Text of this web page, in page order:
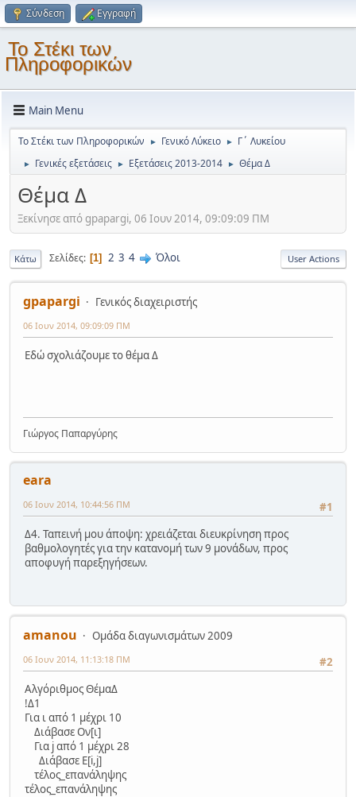
Σύνδεση Εγγραφή
Το Στέκι των
Πληροφορικών
Main Menu
Το Στέκι των Πληροφορικών ► Γενικό Λύκειο ► Γ΄ Λυκείου
► Γενικές εξετάσεις ► Εξετάσεις 2013-2014 ► Θέμα Δ
Θέμα Δ
Ξεκίνησε από gpapargi, 06 Ιουν 2014, 09:09:09 ΠΜ
Κάτω Σελίδες 1 2 3 4 Όλοι User Actions
gpapargi Γενικός διαχειριστής
06 Ιουν 2014, 09:09:09 ΠΜ
Εδώ σχολιάζουμε το θέμα Δ
Γιώργος Παπαργύρης
eara
#1
06 Ιουν 2014, 10:44:56 ΠΜ
Δ4. Ταπεινή μου άποψη: χρειάζεται διευκρίνηση προς
βαθμολογητές για την κατανομή των 9 μονάδων, προς
αποφυγή παρεξηγήσεων.
amanou
Ομάδα διαγωνισμάτων 2009
#2
06 Ιουν 2014, 11:13:18 ΠΜ
Αλγόριθμος ΘέμαΔ
!Δ1
Για ι από 1 μέχρι 10
Διάβασε Ον[ι]
Για j από 1 μέχρι 28
Διάβασε Ε[i,j]
τέλος_επανάληψης
τέλος_επανάληψης